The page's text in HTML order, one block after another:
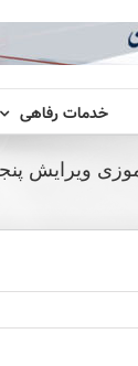
خدمات رفاهی
ویرایش